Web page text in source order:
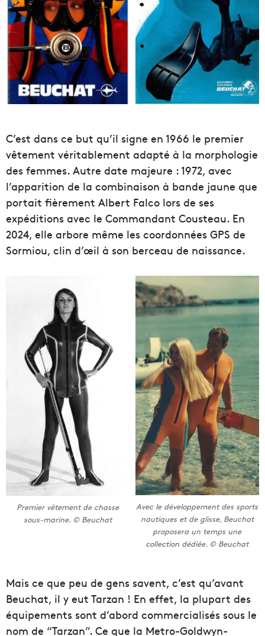
C’est dans ce but qu’il signe en 1966 le premier
vêtement véritablement adapté à la morphologie
des femmes. Autre date majeure : 1972, avec
l’apparition de la combinaison à bande jaune que
portait fièrement Albert Falco lors de ses
expéditions avec le Commandant Cousteau. En
2024, elle arbore même les coordonnées GPS de
Sormiou, clin d’œil à son berceau de naissance.
Premier vêtement de chasse
sous-marine. © Beuchat
Avec le développement des sports
nautiques et de glisse, Beuchat
proposera un temps une
collection dédiée. © Beuchat
Mais ce que peu de gens savent, c’est qu’avant
Beuchat, il y eut Tarzan ! En effet, la plupart des
équipements sont d’abord commercialisés sous le
nom de “Tarzan”. Ce que la Metro-Goldwyn-